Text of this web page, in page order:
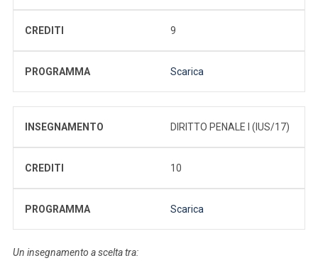
CREDITI 9
PROGRAMMA Scarica
INSEGNAMENTO DIRITTO PENALE I (IUS/17)
CREDITI 10
PROGRAMMA Scarica
Un insegnamento a scelta tra: